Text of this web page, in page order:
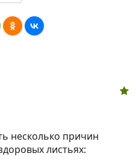
несколько причин
листьях: